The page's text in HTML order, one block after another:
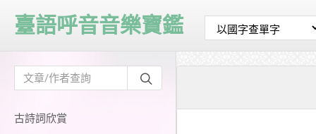
古詩詞欣賞
臺語呼音音樂寶鑑